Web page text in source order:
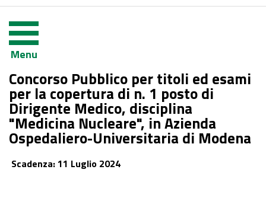
Concorso Pubblico per titoli ed esami per la copertura di n. 1
posto di Dirigente Medico, disciplina "Medicina Nucleare", in
Azienda Ospedaliero-Universitaria di Modena
Menu
Concorso Pubblico per titoli ed esami
per la copertura di n. 1 posto di
Dirigente Medico, disciplina
"Medicina Nucleare", in Azienda
Ospedaliero-Universitaria di Modena
Scadenza: 11 Luglio 2024